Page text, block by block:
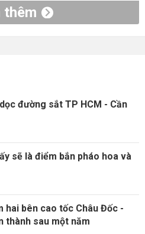
thêm
đường sắt TP HCM - Cần
sẽ là điểm bắn pháo hoa và
hai bên cao tốc Châu Đốc -
thành sau một năm